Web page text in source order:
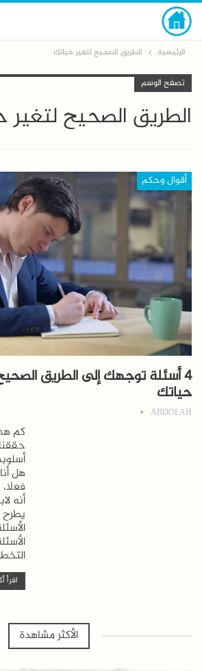
الرئيسية الطريق الصحيح لتغير حياتك
تصفح الوسم
الطريق الصحيح لتغير
أقوال وحكم
4 أسئلة توجهك إلى الطريق
حياتك
ABDOLAH
كم
هل
أنه
اقرأ
الأكثر مشاهدة